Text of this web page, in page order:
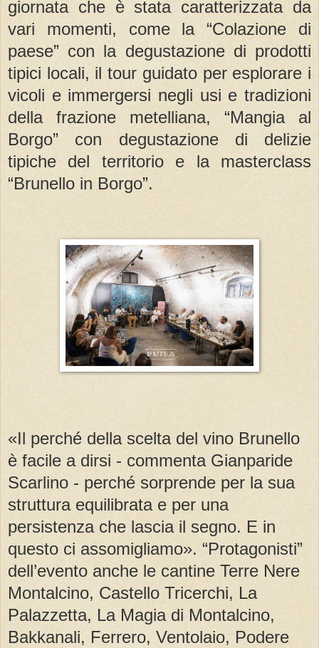
giornata che è stata caratterizzata da
vari momenti, come la “Colazione di
paese” con la degustazione di prodotti
tipici locali, il tour guidato per esplorare i
vicoli e immergersi negli usi e tradizioni
della frazione metelliana, “Mangia al
Borgo” con degustazione di delizie
tipiche del territorio e la masterclass
“Brunello in Borgo”.
«Il perché della scelta del vino Brunello
è facile a dirsi - commenta Gianparide
Scarlino - perché sorprende per la sua
struttura equilibrata e per una
persistenza che lascia il segno. E in
questo ci assomigliamo». “Protagonisti”
dell’evento anche le cantine Terre Nere
Montalcino, Castello Tricerchi, La
Palazzetta, La Magia di Montalcino,
Bakkanali, Ferrero, Ventolaio, Podere